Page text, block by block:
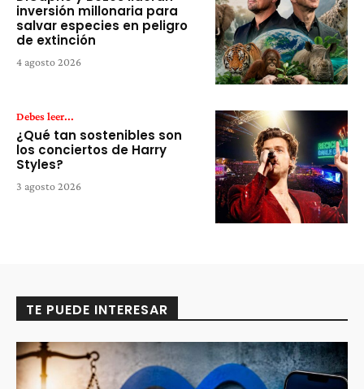
inversión millonaria para
salvar especies en peligro
de extinción
4 agosto 2026
Debes leer...
¿Qué tan sostenibles son
los conciertos de Harry
Styles?
3 agosto 2026
TE PUEDE INTERESAR